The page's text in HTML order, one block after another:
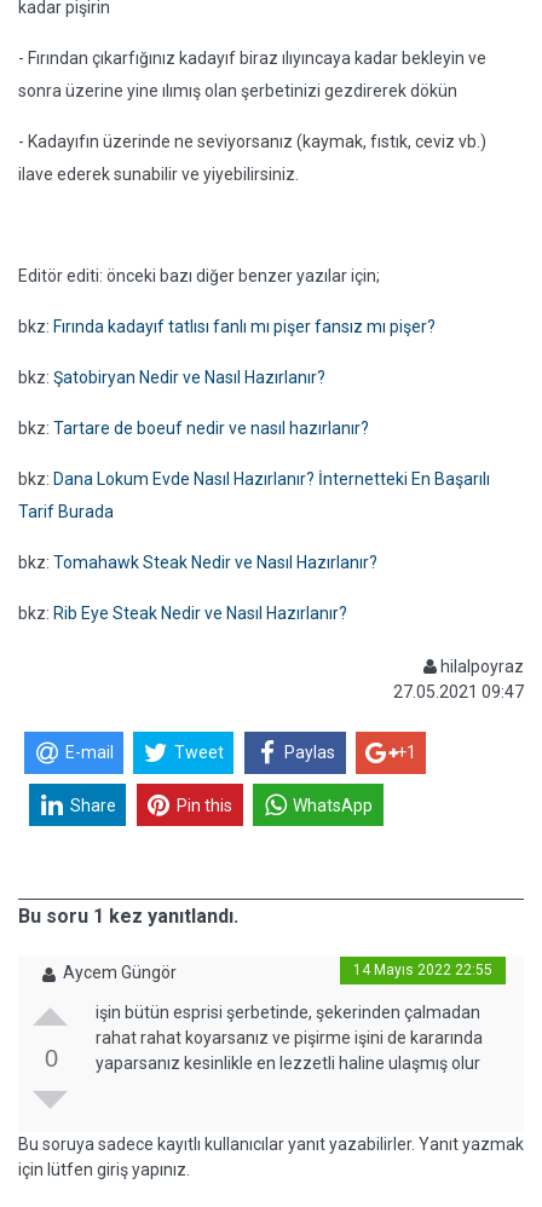
kadar pişirin
- Fırından çıkarfığınız kadayıf biraz ılıyıncaya kadar bekleyin ve
sonra üzerine yine ılımış olan şerbetinizi gezdirerek dökün
- Kadayıfın üzerinde ne seviyorsanız (kaymak, fıstık, ceviz vb.)
ilave ederek sunabilir ve yiyebilirsiniz.
Editör editi: önceki bazı diğer benzer yazılar için;
bkz: Fırında kadayıf tatlısı fanlı mı pişer fansız mı pişer?
bkz: Şatobiryan Nedir ve Nasıl Hazırlanır?
bkz: Tartare de boeuf nedir ve nasıl hazırlanır?
bkz: Dana Lokum Evde Nasıl Hazırlanır? İnternetteki En Başarılı
Tarif Burada
bkz: Tomahawk Steak Nedir ve Nasıl Hazırlanır?
bkz: Rib Eye Steak Nedir ve Nasıl Hazırlanır?
hilalpoyraz
27.05.2021 09:47
E-mail Tweet Paylas +1
Share Pin this WhatsApp
Bu soru 1 kez yanıtlandı.
Aycem Güngör 14 Mayıs 2022 22:55
0
işin bütün esprisi şerbetinde, şekerinden çalmadan
rahat rahat koyarsanız ve pişirme işini de kararında
yaparsanız kesinlikle en lezzetli haline ulaşmış olur
Bu soruya sadece kayıtlı kullanıcılar yanıt yazabilirler. Yanıt yazmak
için lütfen giriş yapınız.